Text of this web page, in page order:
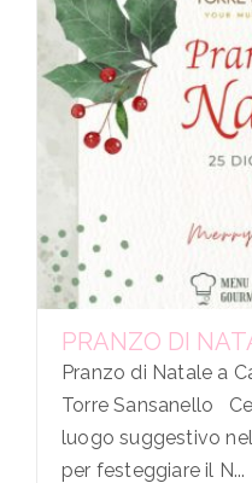
PRANZO DI
Pranzo di Natale a
Torre Sansanello
luogo suggestivo
per festeggiare il N...